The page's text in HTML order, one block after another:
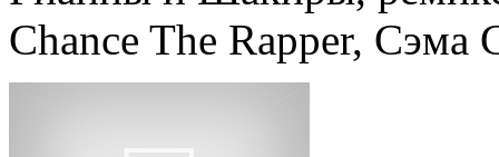
Chance The Rapper, Сэма